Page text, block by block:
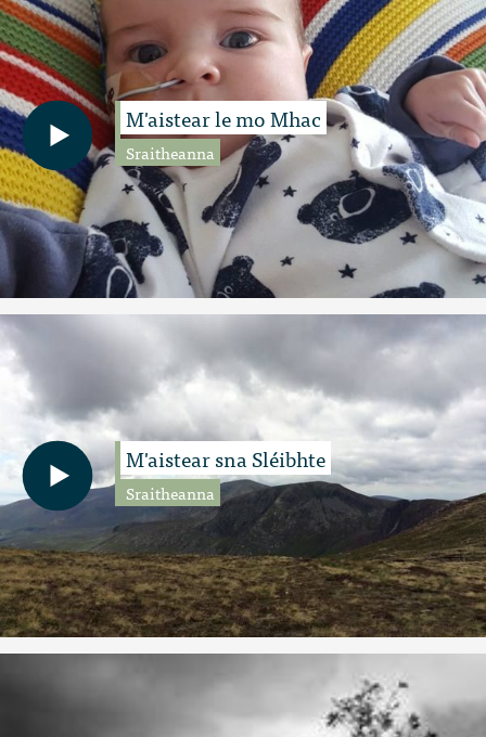
M'aistear le mo Mhac
Sraitheanna
M'aistear sna Sléibhte
Sraitheanna